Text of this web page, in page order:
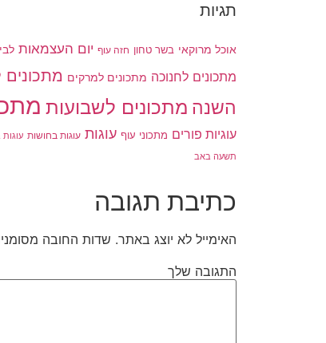
תגיות
אוכל מרוקאי בשר טחון חזה עוף יום העצמאות
מתכונים לחנוכה מתכונים למרקים
השנה מתכונים לשבועות
עוגיות פורים מתכוני עוף עוגות עוגות בחושות עוגות
תשעה באב
כתיבת תגובה
האימייל לא יוצג באתר. שדות החובה
התגובה שלך